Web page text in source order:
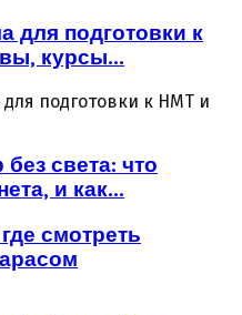
для подготовки к
курсы...
подготовки к НМТ и
света: что
и как...
смотреть